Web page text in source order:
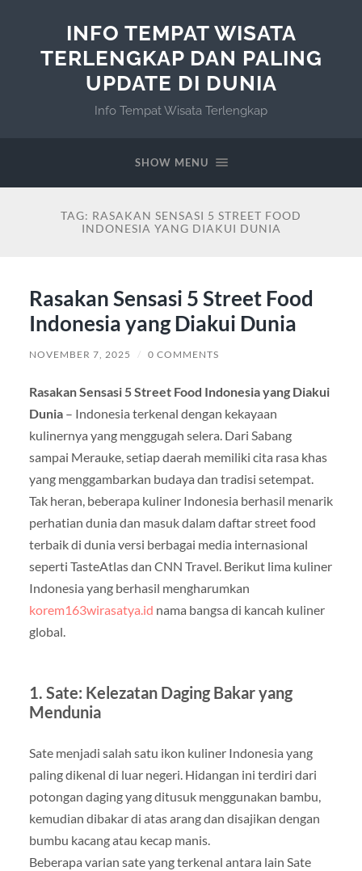
INFO TEMPAT WISATA
TERLENGKAP DAN PALING
UPDATE DI DUNIA
Info Tempat Wisata Terlengkap
SHOW MENU
TAG: RASAKAN SENSASI 5 STREET FOOD
INDONESIA YANG DIAKUI DUNIA
Rasakan Sensasi 5 Street Food
Indonesia yang Diakui Dunia
NOVEMBER 7, 2025 / 0 COMMENTS
Rasakan Sensasi 5 Street Food Indonesia yang Diakui
Dunia– Indonesia terkenal dengan kekayaan
kulinernya yang menggugah selera. Dari Sabang
sampai Merauke, setiap daerah memiliki cita rasa khas
yang menggambarkan budaya dan tradisi setempat.
Tak heran, beberapa kuliner Indonesia berhasil menarik
perhatian dunia dan masuk dalam daftar street food
terbaik di dunia versi berbagai media internasional
seperti TasteAtlas dan CNN Travel. Berikut lima kuliner
Indonesia yang berhasil mengharumkan
korem163wirasatya.id nama bangsa di kancah kuliner
global.
1. Sate: Kelezatan Daging Bakar yang
Mendunia
Sate menjadi salah satu ikon kuliner Indonesia yang
paling dikenal di luar negeri. Hidangan ini terdiri dari
potongan daging yang ditusuk menggunakan bambu,
kemudian dibakar di atas arang dan disajikan dengan
bumbu kacang atau kecap manis.
Beberapa varian sate yang terkenal antara lain Sate